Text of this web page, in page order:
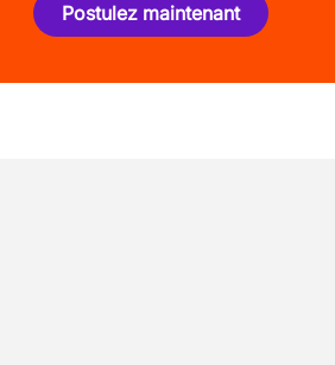
Postulez maintenant